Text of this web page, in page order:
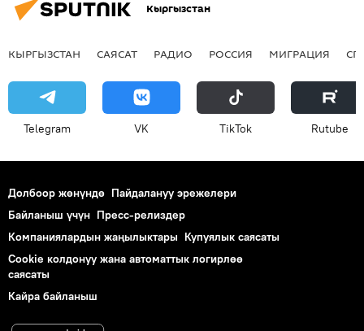
Кыргызстан
КЫРГЫЗСТАН САЯСАТ РАДИО РОССИЯ МИГРАЦИЯ
Telegram VK ТikТоk Rutube
Долбоор жөнүндө Пайдалануу эрежелери
Байланыш үчүн Пресс-релиздер
Компаниялардын жаңылыктары Купуялык саясаты
Cookie колдонуу жана автоматтык логирлөө
саясаты
Кайра байланыш